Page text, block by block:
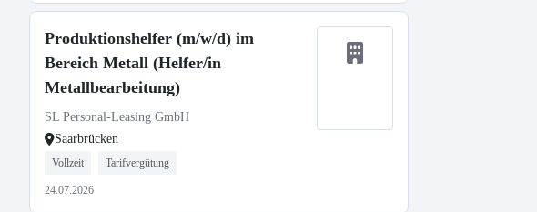
Produktionshelfer (m/w/d) im
Bereich Metall (Helfer/in
Metallbearbeitung)
SL Personal-Leasing GmbH
Saarbrücken
Vollzeit Tarifvergütung
24.07.2026